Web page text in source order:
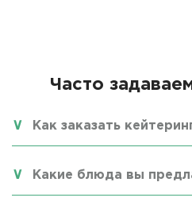
Часто
Как заказать
Какие блюда вы